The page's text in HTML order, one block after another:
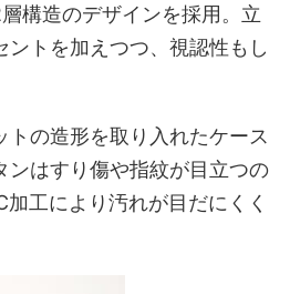
構造のデザインを採用。立
ントを加えつつ、視認性もし
トの造形を取り入れたケース
ンはすり傷や指紋が目立つの
工により汚れが目だにくく